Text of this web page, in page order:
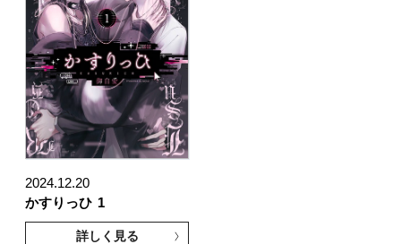
2024.12.20
かすりっひ 1
詳しく見る